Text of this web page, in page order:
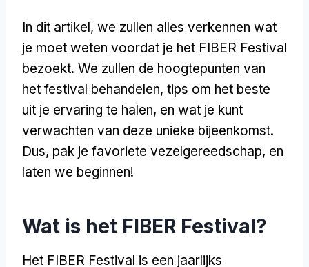
In dit artikel, we zullen alles verkennen wat
je moet weten voordat je het FIBER Festival
bezoekt. We zullen de hoogtepunten van
het festival behandelen, tips om het beste
uit je ervaring te halen, en wat je kunt
verwachten van deze unieke bijeenkomst.
Dus, pak je favoriete vezelgereedschap, en
laten we beginnen!
Wat is het FIBER Festival?
Het FIBER Festival is een jaarlijks